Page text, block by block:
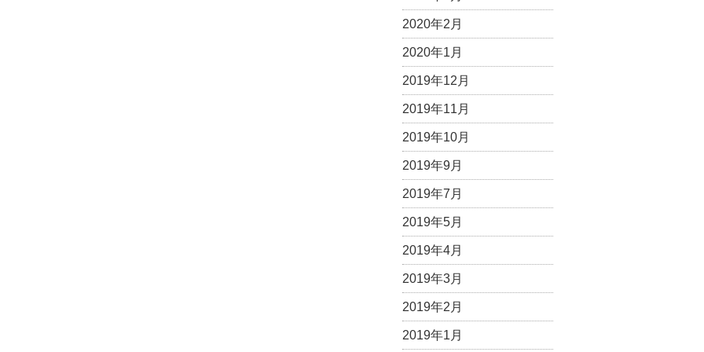
2020年2月
2020年1月
2019年12月
2019年11月
2019年10月
2019年9月
2019年7月
2019年5月
2019年4月
2019年3月
2019年2月
2019年1月